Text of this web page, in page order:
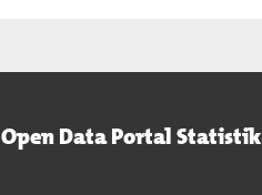
Open Data Portal Statistik